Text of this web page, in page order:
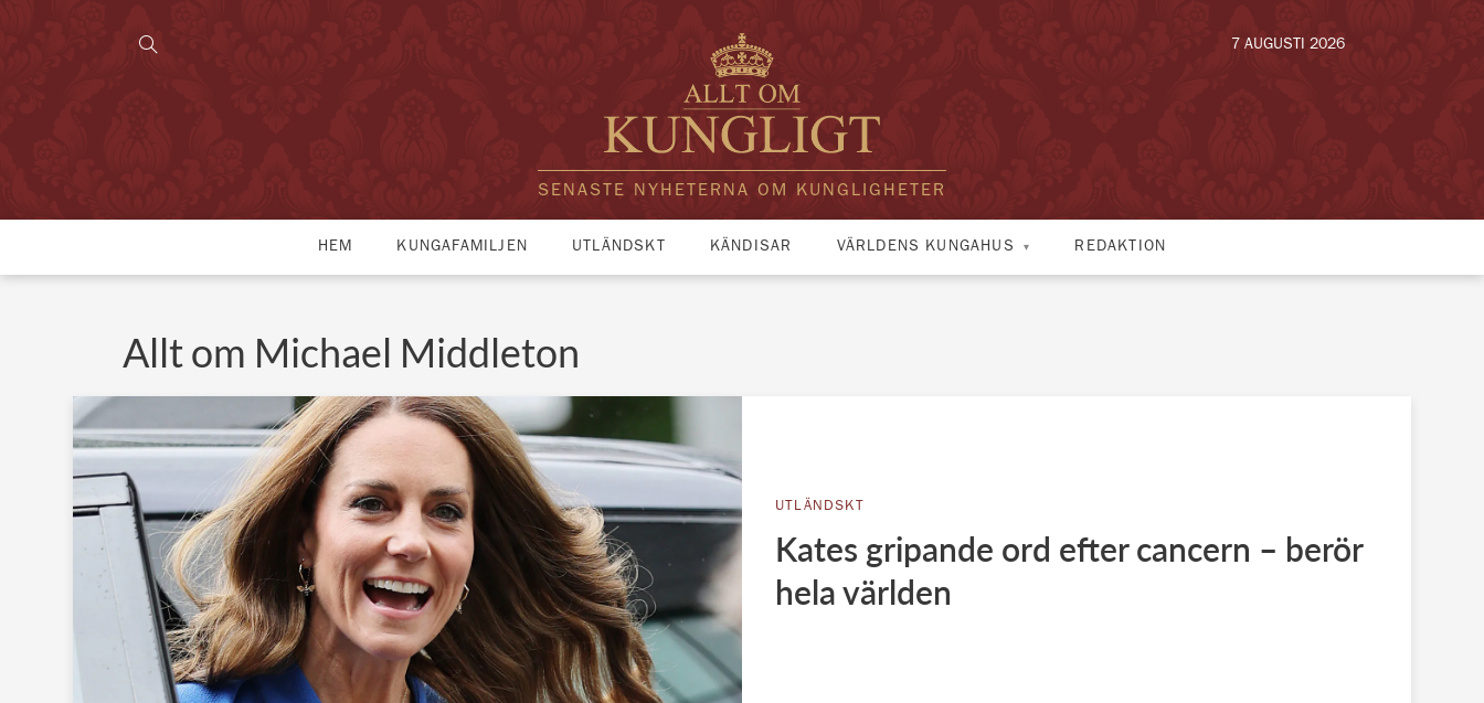
SENASTE NYHETERNA OM KUNGLIGHETER
7 AUGUSTI 2026
HEM KUNGAFAMILJEN UTLÄNDSKT KÄNDISAR VÄRLDENS KUNGAHUS REDAKTION
Allt om Michael Middleton
UTLÄNDSKT
Kates gripande ord efter cancern – berör
hela världen